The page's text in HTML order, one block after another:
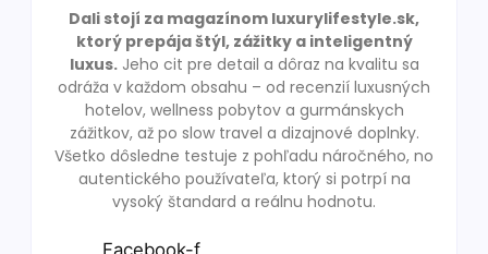
Dali stojí za magazínom luxurylifestyle.sk,
ktorý prepája štýl, zážitky a inteligentný
luxus.Jeho cit pre detail a dôraz na kvalitu sa
odráža v každom obsahu – od recenzií luxusných
hotelov, wellness pobytov a gurmánskych
zážitkov, až po slow travel a dizajnové doplnky.
Všetko dôsledne testuje z pohľadu náročného, no
autentického používateľa, ktorý si potrpí na
vysoký štandard a reálnu hodnotu.